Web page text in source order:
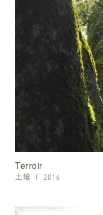
Terroir
土壤 2016